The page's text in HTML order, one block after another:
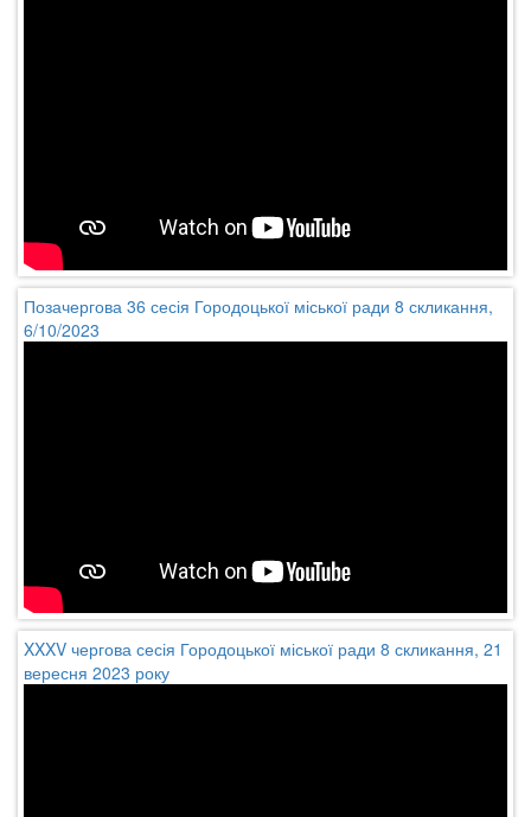
Позачергова 36 сесія Городоцької міської ради 8 скликання,
6/10/2023
XXXV чергова сесія Городоцької міської ради 8 скликання, 21
вересня 2023 року